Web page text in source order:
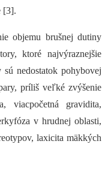
[3].
objemu brušnej dutiny
ktoré najvýraznejšie
nedostatok pohybovej
príliš veľké zvýšenie
viacpočetná gravidita,
v hrudnej oblasti,
laxicita mäkkých